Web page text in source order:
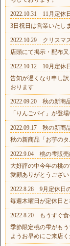
2022.10.31 11月定休
3日祝日は営業いたし
2022.10.29 クリスマ
店頭にて掲示・配布
2022.10.12 10月定休
告知が遅くなり申し
おります
2022.09.20 秋の新商
「りんごパイ」が登
2022.09.17 秋の新商
秋の新商品「お芋の
2022.9.04 桃の雫販売
大好評の中今年の桃
愛顧ありがとうござい
2022.8.28 9月定休日
毎週木曜日が定休日
2022.8.20 もうすぐ食
季節限定桃の雫がも
ようお早めにご来店く